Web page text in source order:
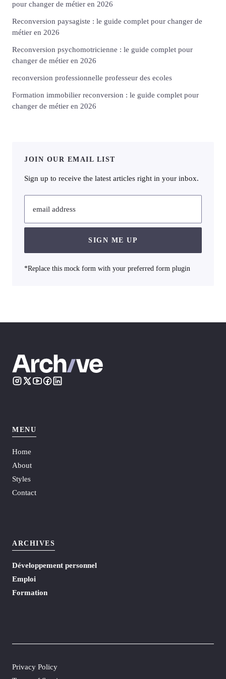
pour changer de métier en 2026
Reconversion paysagiste : le guide complet pour changer de
métier en 2026
Reconversion psychomotricienne : le guide complet pour
changer de métier en 2026
reconversion professionnelle professeur des ecoles
Formation immobilier reconversion : le guide complet pour
changer de métier en 2026
JOIN OUR EMAIL LIST
Sign up to receive the latest articles right in your inbox.
email address
SIGN ME UP
*Replace this mock form with your preferred form plugin
MENU
Home
About
Styles
Contact
ARCHIVES
Développement personnel
Emploi
Formation
Privacy Policy